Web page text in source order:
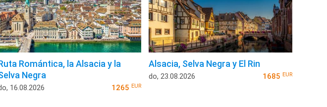
Romántica, la Alsacia y la
Negra
16.08.2026 1265EUR
Alsacia, Selva Negra y El Rin
do, 23.08.2026 1685 EUR